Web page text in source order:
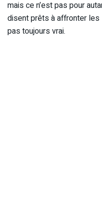
mais ce n’est pas pour
disent prêts à affronter les
pas toujours vrai.